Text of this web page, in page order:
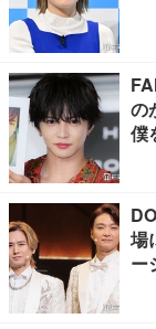
の
僕
場
ー